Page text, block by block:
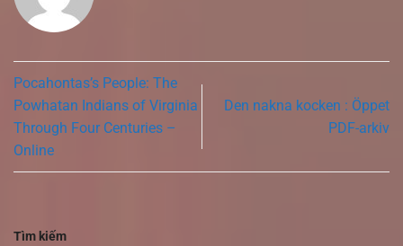
Pocahontas’s People: The
Powhatan Indians of Virginia
Through Four Centuries –
Online
Den nakna kocken : Öppet
PDF-arkiv
Tìm kiếm